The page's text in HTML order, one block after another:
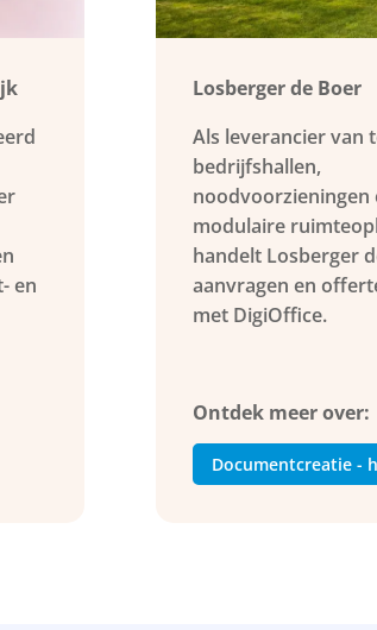
en
Losberger de Boer
Als leverancier van
bedrijfshallen,
noodvoorzieningen
modulaire
handelt Losberger
aanvragen en
met DigiOffice.
Ontdek meer over:
Documentcreatie -